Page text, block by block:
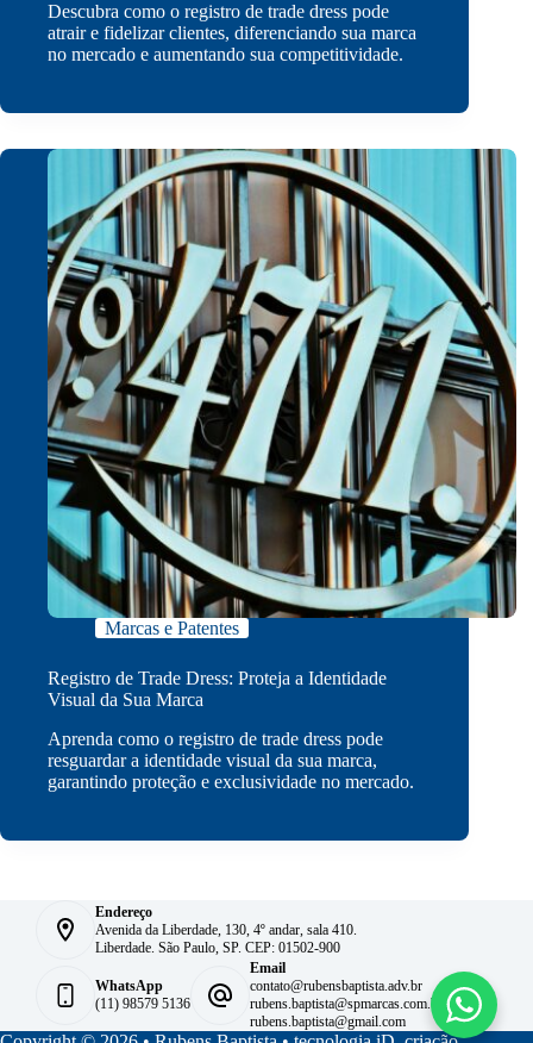
Descubra como o registro de trade dress pode
atrair e fidelizar clientes, diferenciando sua marca
no mercado e aumentando sua competitividade.
Marcas e Patentes
Registro de Trade Dress: Proteja a Identidade
Visual da Sua Marca
Aprenda como o registro de trade dress pode
resguardar a identidade visual da sua marca,
garantindo proteção e exclusividade no mercado.
Endereço
Avenida da Liberdade, 130, 4º andar, sala 410.
Liberdade. São Paulo, SP. CEP: 01502-900
WhatsApp
(11) 98579 5136
Email
contato@rubensbaptista.adv.br
rubens.baptista@spmarcas.com.br
rubens.baptista@gmail.com